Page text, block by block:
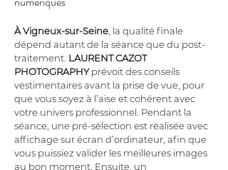
À Vigneux-sur-Seine , la qualité finale
dépend autant de la séance que du post-
traitement. LAURENT CAZOT
PHOTOGRAPHY prévoit des conseils
vestimentaires avant la prise de vue, pour
que vous soyez à l’aise et cohérent avec
votre univers professionnel. Pendant la
séance, une pré-sélection est réalisée avec
affichage sur écran d’ordinateur, afin que
vous puissiez valider les meilleures images
au bon moment. Ensuite, un